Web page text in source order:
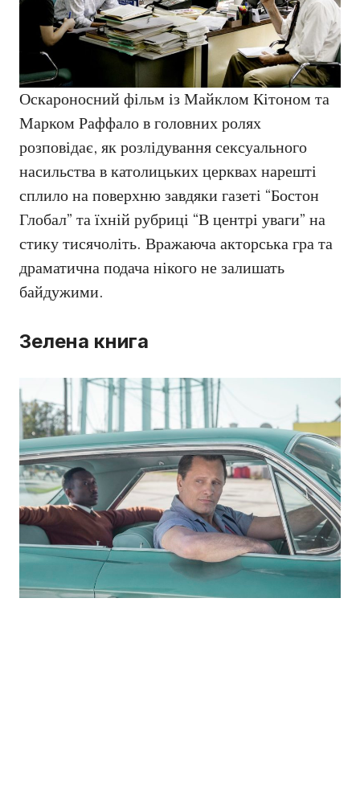
Оскароносний фільм із Майклом Кітоном та
Марком Раффало в головних ролях
розповідає, як розлідування сексуального
насильства в католицьких церквах нарешті
сплило на поверхню завдяки газеті “Бостон
Глобал” та їхній рубриці “В центрі уваги” на
стику тисячоліть. Вражаюча акторська гра та
драматична подача нікого не залишать
байдужими.
Зелена книга